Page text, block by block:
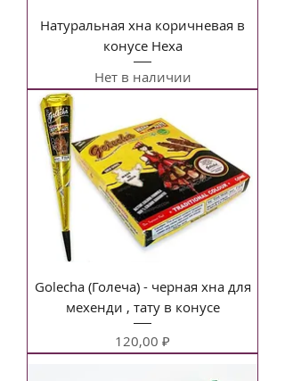
Натуральная хна коричневая в
конусе Неха
Нет в наличии
Golecha (Голеча) - черная хна для
мехенди , тату в конусе
Цена
120,00 ₽